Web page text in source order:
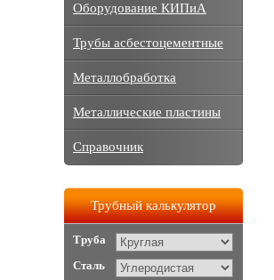
Оборудование КИПиА
Трубы асбестоцементные
Металлобработка
Металлические пластины
Справочник
Трубный калькулятор
Труба
Сталь